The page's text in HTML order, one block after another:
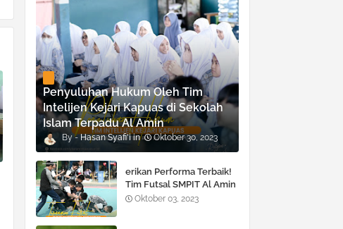
Penyuluhan Hukum Oleh Tim
Intelijen Kejari Kapuas di Sekolah
Islam Terpadu Al Amin
Hasan Syafi'i Oktober 30, 2023
erikan Performa Terbaik!
Tim Futsal SMPIT Al Amin
B Harus Puas di Runner-
Oktober 03, 2023